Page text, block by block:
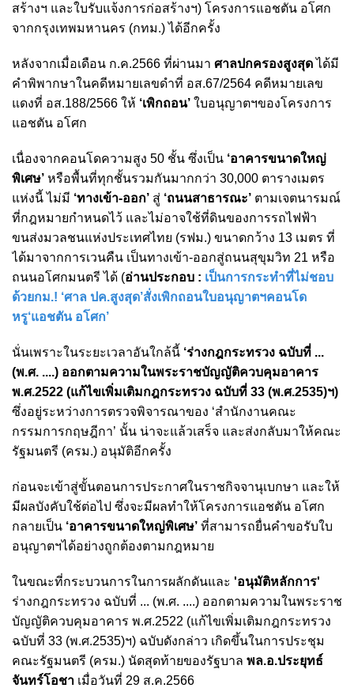
สร้างฯ และใบรับแจ้งการก่อสร้างฯ) โครงการแอชตัน อโศก
จากกรุงเทพมหานคร (กทม.) ได้อีกครั้ง
หลังจากเมื่อเดือน ก.ค.2566 ที่ผ่านมา ศาลปกครองสูงสุดได้มี
คำพิพากษาในคดีหมายเลขดำที่ อส.67/2564 คดีหมายเลข
แดงที่ อส.188/2566 ให้ ‘เพิกถอน’ ใบอนุญาตฯของโครงการ
แอชตัน อโศก
เนื่องจากคอนโดความสูง 50 ชั้น ซึ่งเป็น ‘อาคารขนาดใหญ่
พิเศษ’ หรือพื้นที่ทุกชั้นรวมกันมากกว่า 30,000 ตารางเมตร
แห่งนี้ไม่มี ‘ทางเข้า-ออก’ สู่ ‘ถนนสาธารณะ’ ตามเจตนารมณ์
ที่กฎหมายกำหนดไว้ และไม่อาจใช้ที่ดินของการรถไฟฟ้า
ขนส่งมวลชนแห่งประเทศไทย (รฟม.) ขนาดกว้าง 13 เมตร ที่
ได้มาจากการเวนคืน เป็นทางเข้า-ออกสู่ถนนสุขุมวิท 21 หรือ
ถนนอโศกมนตรี ได้ (อ่านประกอบ : เป็นการกระทำที่ไม่ชอบ
ด้วยกม.! ‘ศาล ปค.สูงสุด’สั่งเพิกถอนใบอนุญาตฯคอนโด
หรู‘แอชตัน อโศก’
นั่นเพราะในระยะเวลาอันใกล้นี้ ‘ร่างกฎกระทรวง ฉบับที่ ...
(พ.ศ. ....) ออกตามความในพระราชบัญญัติควบคุมอาคาร
พ.ศ.2522 (แก้ไขเพิ่มเติมกฎกระทรวง ฉบับที่ 33 (พ.ศ.2535)ฯ)
ซึ่งอยู่ระหว่างการตรวจพิจารณาของ ‘สำนักงานคณะ
กรรมการกฤษฎีกา’ นั้น น่าจะแล้วเสร็จ และส่งกลับมาให้คณะ
รัฐมนตรี (ครม.) อนุมัติอีกครั้ง
ก่อนจะเข้าสู่ขั้นตอนการประกาศในราชกิจจานุเบกษา และให้
มีผลบังคับใช้ต่อไป ซึ่งจะมีผลทำให้โครงการแอชตัน อโศก
กลายเป็น ‘อาคารขนาดใหญ่พิเศษ’ ที่สามารถยื่นคำขอรับใบ
อนุญาตฯได้อย่างถูกต้องตามกฎหมาย
ในขณะที่กระบวนการในการผลักดันและ 'อนุมัติหลักการ'
ร่างกฎกระทรวง ฉบับที่ ... (พ.ศ. ....) ออกตามความในพระราช
บัญญัติควบคุมอาคาร พ.ศ.2522 (แก้ไขเพิ่มเติมกฎกระทรวง
ฉบับที่ 33 (พ.ศ.2535)ฯ) ฉบับดังกล่าว เกิดขึ้นในการประชุม
คณะรัฐมนตรี (ครม.) นัดสุดท้ายของรัฐบาล พล.อ.ประยุทธ์
จันทร์โอชา เมื่อวันที่ 29 ส.ค.2566